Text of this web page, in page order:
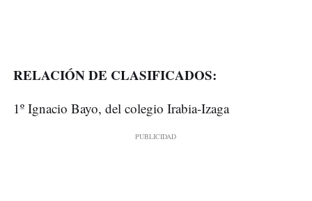
RELACIÓN DE CLASIFICADOS:
1º Ignacio Bayo, del colegio Irabia-Izaga